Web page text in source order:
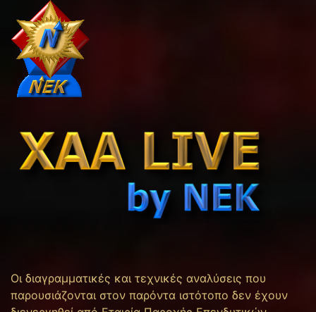
Οι διαγραμματικές και τεχνικές αναλύσεις που
παρουσιάζονται στον παρόντα ιστότοπο δεν έχουν